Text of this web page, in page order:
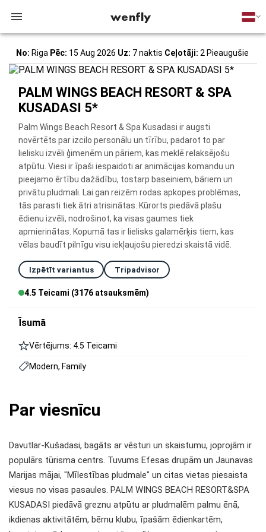
wenfly
No: Riga Pēc: 15 Aug 2026 Uz: 7 naktis Ceļotāji: 2 Pieaugušie
PALM WINGS BEACH RESORT & SPA
KUSADASI 5*
Palm Wings Beach Resort & Spa Kusadasi ir augsti
novērtēts par izcilo personālu un tīrību, padarot to par
lielisku izvēli ģimenēm un pāriem, kas meklē relaksējošu
atpūtu. Viesi ir īpaši iespaidoti ar animācijas komandu un
pieejamo ērtību dažādību, tostarp baseiniem, bāriem un
privātu pludmali. Lai gan reizēm rodas apkopes problēmas,
tās parasti tiek ātri atrisinātas. Kūrorts piedāvā plašu
ēdienu izvēli, nodrošinot, ka visas gaumes tiek
apmierinātas. Kopumā tas ir lielisks galamērķis tiem, kas
vēlas baudīt pilnīgu visu iekļaujošu pieredzi skaistā vidē.
Izpētīt variantus Tripadvisor
4.5 Teicami (3176 atsauksmēm)
Īsumā
Vērtējums: 4.5 Teicami
Modern, Family
Par viesnīcu
Davutlar-Kušadasi, bagāts ar vēsturi un skaistumu, joprojām ir
populārs tūrisma centrs. Tuvums Efesas drupām un Jaunavas
Marijas mājai, "Mīlestības pludmale" un citas vietas piesaista
viesus no visas pasaules. PALM WINGS BEACH RESORT&SPA
KUSADASI piedāvā greznu atpūtu ar pludmalēm palmu ēnā,
ikdienas aktivitātēm, bērnu klubu, īpašām ēdienkartēm,